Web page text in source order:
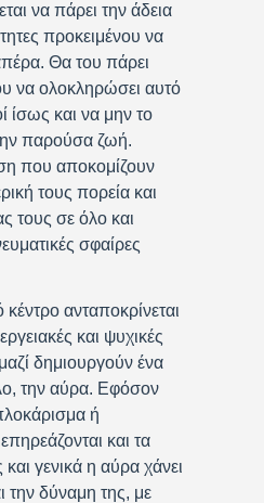
να πάρει την άδεια
προκειμένου να
Θα του πάρει
να ολοκληρώσει αυτό
ίσως και να μην το
παρούσα ζωή.
που αποκομίζουν
τους πορεία και
τους σε όλο και
σφαίρες
κέντρο ανταποκρίνεται
και ψυχικές
δημιουργούν ένα
την αύρα. Εφόσον
ή
και τα
γενικά η αύρα χάνει
την δύναμη της, με